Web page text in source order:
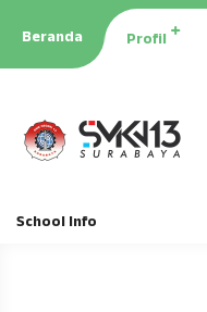
Beranda Profil
School Info